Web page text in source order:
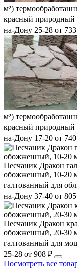
м²)
красный природный
на-Дону 25-28 от
м²)
красный природный
на-Дону 17-20 от
Песчаник Дракон
обожженный, 10-20
галтованный для
на-Дону 37-40 от
Песчаник Дракон
обожженный, 20-30
галтованный для
25-28 от 908 ₽
Посмотреть все